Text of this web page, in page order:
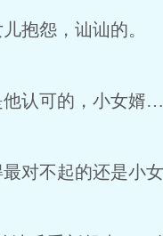
抱怨，讪讪的。
他认可的，小女婿
对不起的还是小